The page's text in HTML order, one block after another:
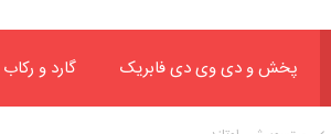
پخش و دی وی دی فابریک گارد و رکاب